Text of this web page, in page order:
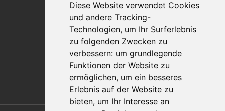
Diese Website verwendet Cookies
und andere Tracking-
Technologien, um Ihr Surferlebnis
zu folgenden Zwecken zu
verbessern: um grundlegende
Funktionen der Website zu
ermöglichen, um ein besseres
Erlebnis auf der Website zu
bieten, um Ihr Interesse an
Kontakt
Vertriebspartnerfinder
Häufig gestellte Fragen
Datenschutz-Bestimmungen
Nutzungsbedingungen
Richtlinien/AGBs